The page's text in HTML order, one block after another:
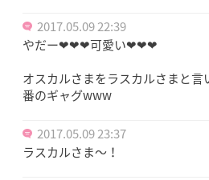
2017.05.09 22:39
やだー❤❤❤可愛い❤❤❤
オスカルさまをラスカルさまと
番のギャグwww
2017.05.09 23:37
ラスカルさま〜！